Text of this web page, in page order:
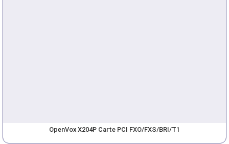
OpenVox X204P Carte PCI FXO/FXS/BRI/T1